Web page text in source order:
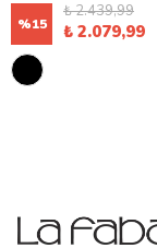
%15
₺ 2.439,99
₺ 2.079,99